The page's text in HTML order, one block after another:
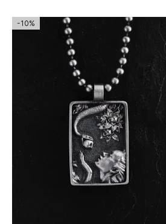
-10%